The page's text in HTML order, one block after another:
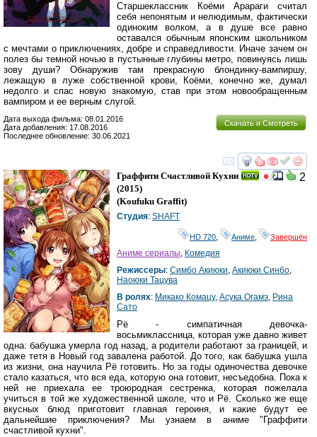
Старшеклассник Коёми Арараги считал
себя непонятым и нелюдимым, фактически
одиноким волком, а в душе все равно
оставался обычным японским школьником
с мечтами о приключениях, добре и справедливости. Иначе зачем он
полез бы темной ночью в пустынные глубины метро, повинуясь лишь
зову души? Обнаружив там прекрасную блондинку-вампиршу,
лежащую в луже собственной крови, Коёми, конечно же, думал
недолго и спас новую знакомую, став при этом новообращенным
вампиром и ее верным слугой.
Скачать и Смотреть
Дата выхода фильма: 08.01.2016
Дата добавления: 17.08.2016
Последнее обновление: 30.06.2021
смотреть
2
Граффити Счастливой Кухни
(2015)
(Koufuku Graffit)
Студия: SHAFT
HD 720 Аниме Завершён
Аниме сериалы, Комедия
Режиссеры: Симбо Акиюки, Акиюки Синбо,
Наоюки Тацува
В ролях: Микако Комацу, Асука Огамэ, Рина
Сато
Рё - симпатичная девочка-
восьмиклассница, которая уже давно живет
одна: бабушка умерла год назад, а родители работают за границей, и
даже тетя в Новый год завалена работой. До того, как бабушка ушла
из жизни, она научила Рё готовить. Но за годы одиночества девочке
стало казаться, что вся еда, которую она готовит, несъедобна. Пока к
ней не приехала ее троюродная сестренка, которая пожелала
учиться в той же художественной школе, что и Рё. Сколько же еще
вкусных блюд приготовит главная героиня, и какие будут ее
дальнейшие приключения? Мы узнаем в аниме "Граффити
счастливой кухни".